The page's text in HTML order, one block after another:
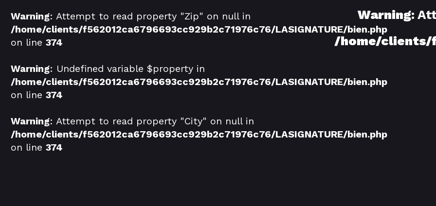
Warning: Attempt to read property "Zip" on null in
/home/clients/f562012ca6796693cc929b2c71976c76/LASIGNATURE/bien.php
on line 374
Warning: Undefined variable $property in
/home/clients/f562012ca6796693cc929b2c71976c76/LASIGNATURE/bien.php
on line 374
Warning: Attempt to read property "City" on null in
/home/clients/f562012ca6796693cc929b2c71976c76/LASIGNATURE/bien.php
on line 374
Warning:
/home/clients/